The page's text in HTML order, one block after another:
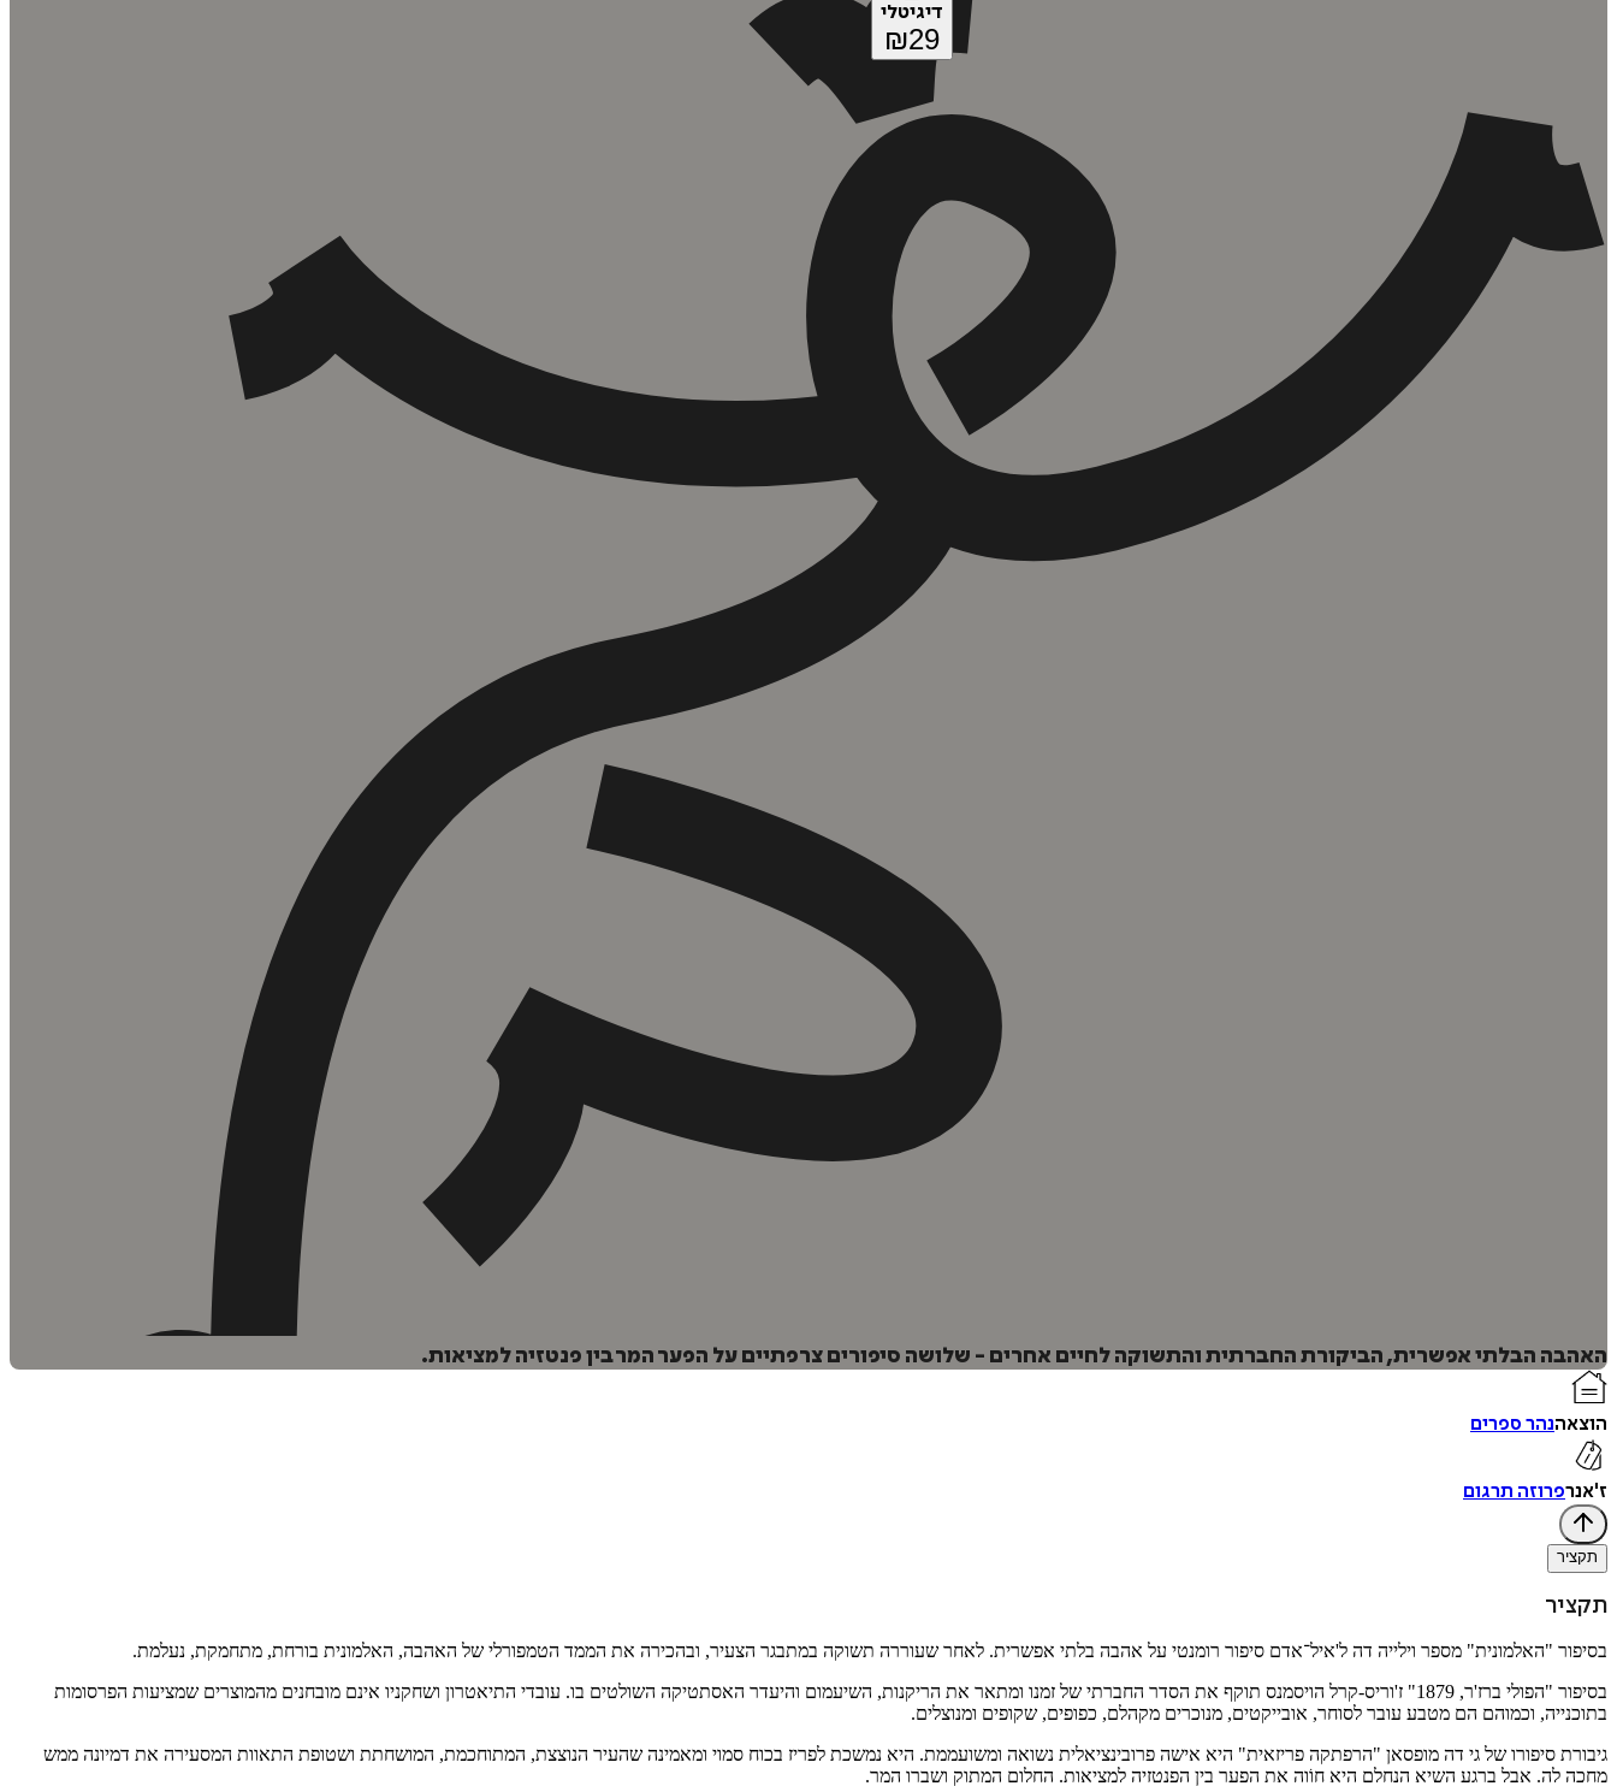
דיגיטלי
₪29
האהבה הבלתי אפשרית, הביקורת החברתית והתשוקה לחיים אחרים - שלושה סיפורים צרפתיים על הפער המר בין פנטזיה למציאות.
הוצאהנהר ספרים
ז'אנרפרוזה תרגום
תקציר
תקציר
בסיפור "האלמונית" מספר וילייה דה ל'איל־אדם סיפור רומנטי על אהבה בלתי אפשרית. לאחר שעוררה תשוקה במתבגר הצעיר, ובהכירה את הממד הטמפורלי של האהבה, האלמונית בורחת, מתחמקת, נעלמת.
בסיפור "הפולי ברז'ר, 1879" ז'וריס-קרל הויסמנס תוקף את הסדר החברתי של זמנו ומתאר את הריקנות, השיעמום והיעדר האסתטיקה השולטים בו. עובדי התיאטרון ושחקניו אינם מובחנים מהמוצרים שמציעות הפרסומות
בתוכנייה, וכמוהם הם מטבע עובר לסוחר, אובייקטים, מנוכרים מקהלם, כפופים, שקופים ומנוצלים.
גיבורת סיפורו של גי דה מופסאן "הרפתקה פריזאית" היא אישה פרובינציאלית נשואה ומשועממת. היא נמשכת לפריז בכוח סמוי ומאמינה שהעיר הנוצצת, המתוחכמת, המושחתת ושטופת התאוות המסעירה את דמיונה ממש
מחכה לה. אבל ברגע השיא הנחלם היא חוֹוה את הפער בין הפנטזיה למציאות. החלום המתוק ושברו המר.